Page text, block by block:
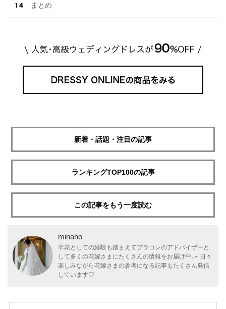
まとめ
新着・話題・注目の記事
ランキングTOP100の記事
この記事をもう一度読む
minaho
卒花としての経験も踏まえてプラコレのアドバイザーと
して多くの花嫁さまにたくさんの情報をお届け中⸝⋆ 日々
楽しみながら花嫁さまの参考になる記事もたくさん発信
しています♡